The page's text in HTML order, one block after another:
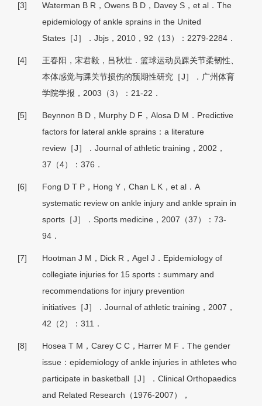
[3]
Waterman B R，Owens B D，Davey S，et al．The
epidemiology of ankle sprains in the United
States［J］．Jbjs，2010，92（13）：2279-2284．
[4]
王春阳，宋君毅，吕秋壮．篮球运动员踝关节柔韧性、
本体感觉与踝关节损伤的预期性研究［J］．广州体育
学院学报，2003（3）：21-22．
[5]
Beynnon B D，Murphy D F，Alosa D M．Predictive
factors for lateral ankle sprains：a literature
review［J］．Journal of athletic training，2002，
37（4）：376．
[6]
Fong D T P，Hong Y，Chan L K，et al．A
systematic review on ankle injury and ankle sprain in
sports［J］．Sports medicine，2007（37）：73-
94．
[7]
Hootman J M，Dick R，Agel J．Epidemiology of
collegiate injuries for 15 sports：summary and
recommendations for injury prevention
initiatives［J］．Journal of athletic training，2007，
42（2）：311．
[8]
Hosea T M，Carey C C，Harrer M F．The gender
issue：epidemiology of ankle injuries in athletes who
participate in basketball［J］．Clinical Orthopaedics
and Related Research（1976-2007），